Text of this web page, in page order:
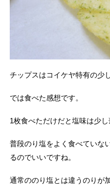
チップスはコイケヤ特有の少
では食べた感想です。
1枚食べただけだと塩味は少
普段のり塩をよく食べていな
るのでいいですね。
通常ののり塩とは違うのりが